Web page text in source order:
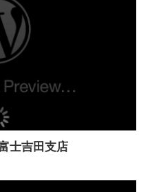
士吉田支店